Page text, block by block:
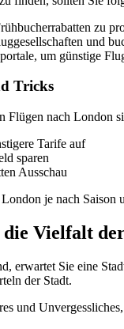
zu
und
um günstige
Tricks
Flügen nach London
Tarife auf
sparen
Ausschau
je nach
Vielfalt
erwartet Sie eine
der Stadt.
und